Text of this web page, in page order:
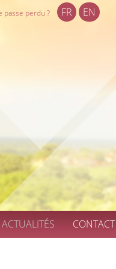
passe perdu ? FR EN
ACTUALITÉS CONTACT